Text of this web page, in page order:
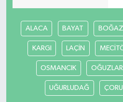
ALACA BAYAT
KARGI LAÇİN
OSMANCIK OĞUZLAR
UĞURLUDAĞ